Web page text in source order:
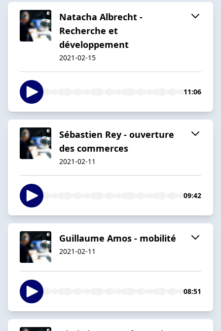
Natacha Albrecht -
Recherche et
développement
2021-02-15
11:06
Sébastien Rey - ouverture
des commerces
2021-02-11
09:42
Guillaume Amos - mobilité
2021-02-11
08:51